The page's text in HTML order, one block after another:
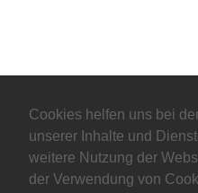
Cookies helfen uns bei
unserer Inhalte und
weitere Nutzung der
der Verwendung von